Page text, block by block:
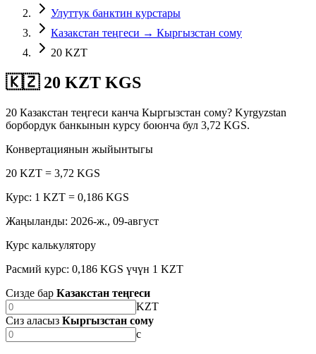
Улуттук банктин курстары
Казакстан теңгеси → Кыргызстан сому
20 KZT
🇰🇿 20 KZT KGS
20 Казакстан теңгеси канча Кыргызстан сому? Kyrgyzstan
борбордук банкынын курсу боюнча бул 3,72 KGS.
Конвертациянын жыйынтыгы
20 KZT = 3,72 KGS
Курс: 1 KZT = 0,186 KGS
Жаңыланды: 2026-ж., 09-август
Курс калькулятору
Расмий курс: 0,186 KGS үчүн 1 KZT
Сизде бар Казакстан теңгеси
KZT
Сиз аласыз Кыргызстан сому
с